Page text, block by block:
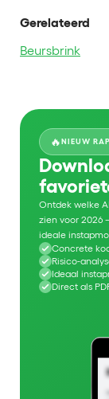
Gerelateerd
Beursbrink
🔥NIEUW
Ontdek welke
zien voor 2026
ideale
Concrete
Risico-
Ideaal
Direct als